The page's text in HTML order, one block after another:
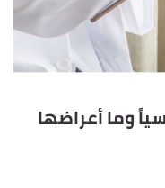
وما أعراضها